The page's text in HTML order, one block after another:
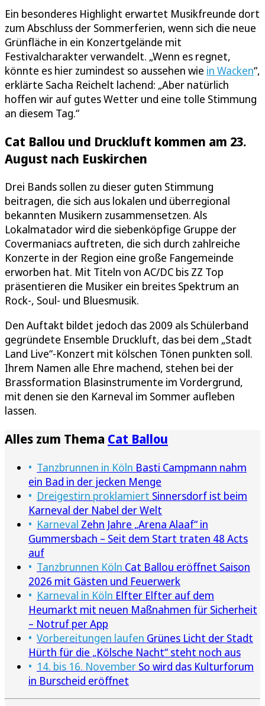
Ein besonderes Highlight erwartet Musikfreunde dort
zum Abschluss der Sommerferien, wenn sich die neue
Grünfläche in ein Konzertgelände mit
Festivalcharakter verwandelt. „Wenn es regnet,
könnte es hier zumindest so aussehen wie in Wacken“,
erklärte Sacha Reichelt lachend: „Aber natürlich
hoffen wir auf gutes Wetter und eine tolle Stimmung
an diesem Tag.“
Cat Ballou und Druckluft kommen am 23.
August nach Euskirchen
Drei Bands sollen zu dieser guten Stimmung
beitragen, die sich aus lokalen und überregional
bekannten Musikern zusammensetzen. Als
Lokalmatador wird die siebenköpfige Gruppe der
Covermaniacs auftreten, die sich durch zahlreiche
Konzerte in der Region eine große Fangemeinde
erworben hat. Mit Titeln von AC/DC bis ZZ Top
präsentieren die Musiker ein breites Spektrum an
Rock-, Soul- und Bluesmusik.
Den Auftakt bildet jedoch das 2009 als Schülerband
gegründete Ensemble Druckluft, das bei dem „Stadt
Land Live“-Konzert mit kölschen Tönen punkten soll.
Ihrem Namen alle Ehre machend, stehen bei der
Brassformation Blasinstrumente im Vordergrund,
mit denen sie den Karneval im Sommer aufleben
lassen.
Alles zum Thema Cat Ballou
Tanzbrunnen in Köln Basti Campmann nahm
ein Bad in der jecken Menge
Dreigestirn proklamiert Sinnersdorf ist beim
Karneval der Nabel der Welt
Karneval Zehn Jahre „Arena Alaaf“ in
Gummersbach – Seit dem Start traten 48 Acts
auf
Tanzbrunnen Köln Cat Ballou eröffnet Saison
2026 mit Gästen und Feuerwerk
Karneval in Köln Elfter Elfter auf dem
Heumarkt mit neuen Maßnahmen für Sicherheit
– Notruf per App
Vorbereitungen laufen Grünes Licht der Stadt
Hürth für die „Kölsche Nacht“ steht noch aus
14. bis 16. November So wird das Kulturforum
in Burscheid eröffnet